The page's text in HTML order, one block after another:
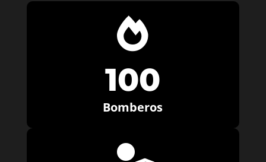

100
Bomberos